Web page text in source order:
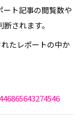
ート記事の閲覧数や
されます。
たレポートの中か